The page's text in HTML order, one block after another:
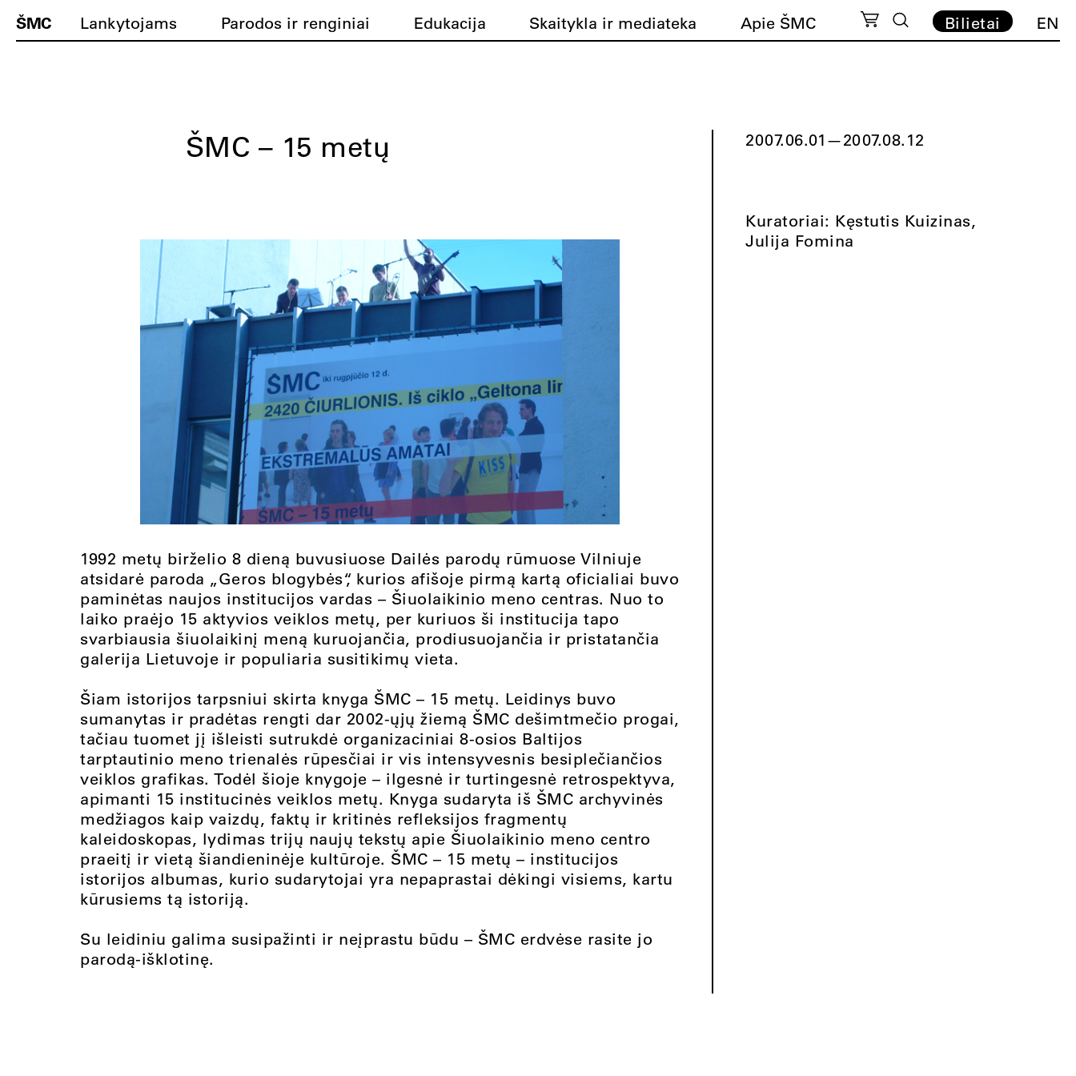
ŠMC Lankytojams Parodos ir renginiai Edukacija Skaitykla ir mediateka Apie ŠMC Bilietai EN
ŠMC – 15 metų
1992 metų birželio 8 dieną buvusiuose Dailės parodų rūmuose Vilniuje
atsidarė paroda „Geros blogybės“, kurios afišoje pirmą kartą oficialiai buvo
paminėtas naujos institucijos vardas – Šiuolaikinio meno centras. Nuo to
laiko praėjo 15 aktyvios veiklos metų, per kuriuos ši institucija tapo
svarbiausia šiuolaikinį meną kuruojančia, prodiusuojančia ir pristatančia
galerija Lietuvoje ir populiaria susitikimų vieta.
Šiam istorijos tarpsniui skirta knyga ŠMC – 15 metų. Leidinys buvo
sumanytas ir pradėtas rengti dar 2002-ųjų žiemą ŠMC dešimtmečio progai,
tačiau tuomet jį išleisti sutrukdė organizaciniai 8-osios Baltijos
tarptautinio meno trienalės rūpesčiai ir vis intensyvesnis besiplečiančios
veiklos grafikas. Todėl šioje knygoje – ilgesnė ir turtingesnė retrospektyva,
apimanti 15 institucinės veiklos metų. Knyga sudaryta iš ŠMC archyvinės
medžiagos kaip vaizdų, faktų ir kritinės refleksijos fragmentų
kaleidoskopas, lydimas trijų naujų tekstų apie Šiuolaikinio meno centro
praeitį ir vietą šiandieninėje kultūroje. ŠMC – 15 metų – institucijos
istorijos albumas, kurio sudarytojai yra nepaprastai dėkingi visiems, kartu
kūrusiems tą istoriją.
Su leidiniu galima susipažinti ir neįprastu būdu – ŠMC erdvėse rasite jo
parodą-išklotinę.
2007.06.01 —2007.08.12
Kuratoriai: Kęstutis Kuizinas,
Julija Fomina